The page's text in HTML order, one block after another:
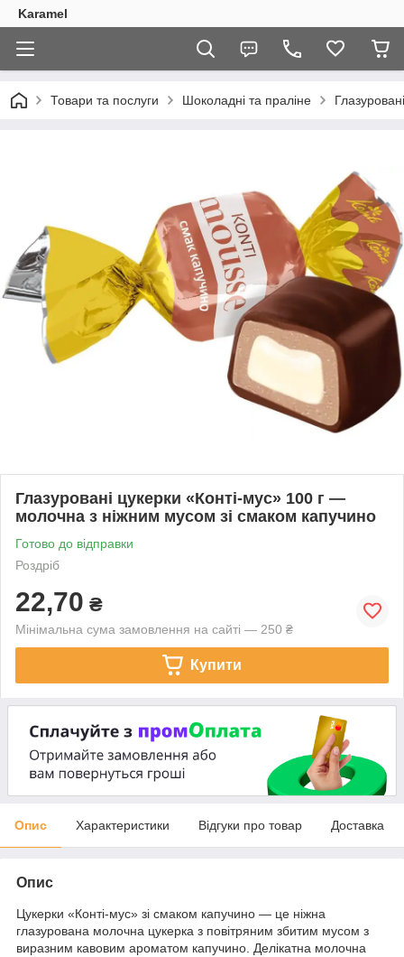
Karamel
Товари та послуги Шоколадні та праліне
Глазуровані цукерки «Конті-мус» 100 г —
молочна з ніжним мусом зі смаком капучино
Готово до відправки
Роздріб
22,70 ₴
Мінімальна сума замовлення на сайті — 250 ₴
Купити
Опис Характеристики Відгуки про товар Доставка
Опис
Цукерки «Конті-мус» зі смаком капучино — це ніжна
глазурована молочна цукерка з повітряним збитим мусом з
виразним кавовим ароматом капучино. Делікатна молочна